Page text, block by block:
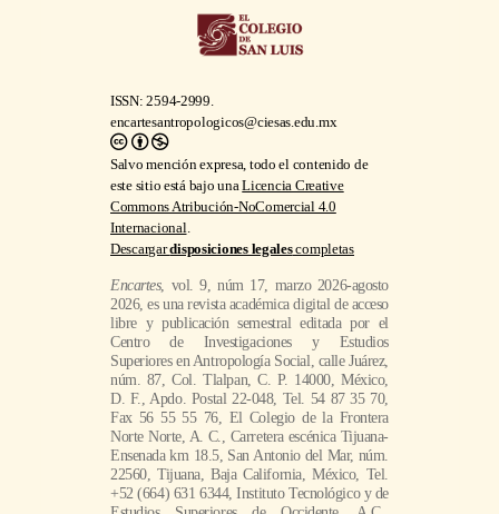
ISSN: 2594-2999.
encartesantropologicos@ciesas.edu.mx
Salvo mención expresa, todo el contenido de
este sitio está bajo unaLicencia Creative
Commons Atribución-NoComercial 4.0
Internacional.
Descargardisposiciones legalescompletas
Encartes, vol. 9, núm 17, marzo 2026-agosto
2026, es una revista académica digital de acceso
libre y publicación semestral editada por el
Centro de Investigaciones y Estudios
Superiores en Antropología Social, calle Juárez,
núm. 87, Col. Tlalpan, C. P. 14000, México,
D. F., Apdo. Postal 22-048, Tel. 54 87 35 70,
Fax 56 55 55 76, El Colegio de la Frontera
Norte Norte, A. C., Carretera escénica Tijuana-
Ensenada km 18.5, San Antonio del Mar, núm.
22560, Tijuana, Baja California, México, Tel.
+52 (664) 631 6344, Instituto Tecnológico y de